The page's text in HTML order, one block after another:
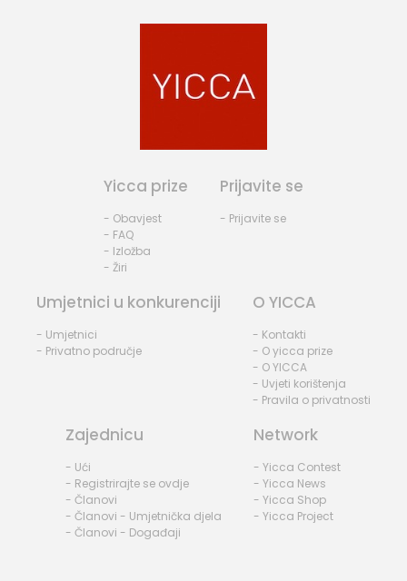
Yicca prize
- Obavjest
- FAQ
- Izložba
- Žiri
Prijavite se
- Prijavite se
Umjetnici u konkurenciji
- Umjetnici
- Privatno područje
O YICCA
- Kontakti
- O yicca prize
- O YICCA
- Uvjeti korištenja
- Pravila o privatnosti
Zajednicu
- Ući
- Registrirajte se ovdje
- Članovi
- Članovi - Umjetnička djela
- Članovi - Događaji
Network
- Yicca Contest
- Yicca News
- Yicca Shop
- Yicca Project